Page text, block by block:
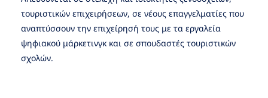
τουριστικών επιχειρήσεων, σε νέους επαγγελματίες που
αναπτύσσουν την επιχείρησή τους με τα εργαλεία
ψηφιακού μάρκετινγκ και σε σπουδαστές τουριστικών
σχολών.